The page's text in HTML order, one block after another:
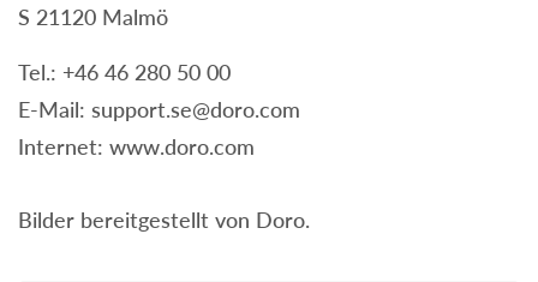
S 21120 Malmö
Tel.: +46 46 280 50 00
E-Mail: support.se@doro.com
Internet: www.doro.com
Bilder bereitgestellt von Doro.